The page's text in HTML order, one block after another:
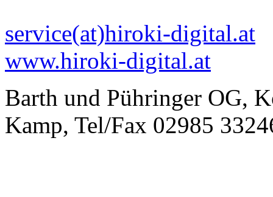
service(at)hiroki-digital.at
www.hiroki-digital.at
Barth und Pühringer OG,
Kamp, Tel/Fax 02985